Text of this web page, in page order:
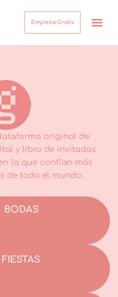
Empieza Gratis
original de
y libro de invitados
la que confían más
de todo el mundo.
BODAS
FIESTAS